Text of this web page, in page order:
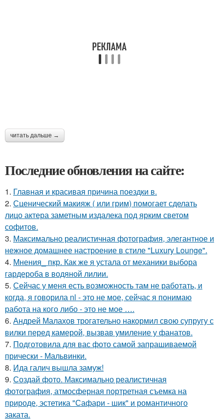
читать дальше →
Последние обновления на сайте:
1. Главная и красивая причина поездки в.
2. Сценический макияж ( или грим) помогает сделать
лицо актера заметным издалека под ярким светом
софитов.
3. Максимально реалистичная фотография, элегантное и
нежное домашнее настроение в стиле "Luxury Lounge".
4. Мнения_ пкр. Как же я устала от механики выбора
гардероба в водяной лилии.
5. Сейчас у меня есть возможность там не работать, и
когда, я говорила nl - это не мое, сейчас я понимаю
работа на кого либо - это не мое ….
6. Андрей Малахов трогательно накормил свою супругу с
вилки перед камерой, вызвав умиление у фанатов.
7. Подготовила для вас фото самой запрашиваемой
прически - Мальвинки.
8. Ида галич вышла замуж!
9. Создай фото. Максимально реалистичная
фотография, атмосферная портретная съемка на
природе, эстетика "Сафари - шик" и романтичного
заката.